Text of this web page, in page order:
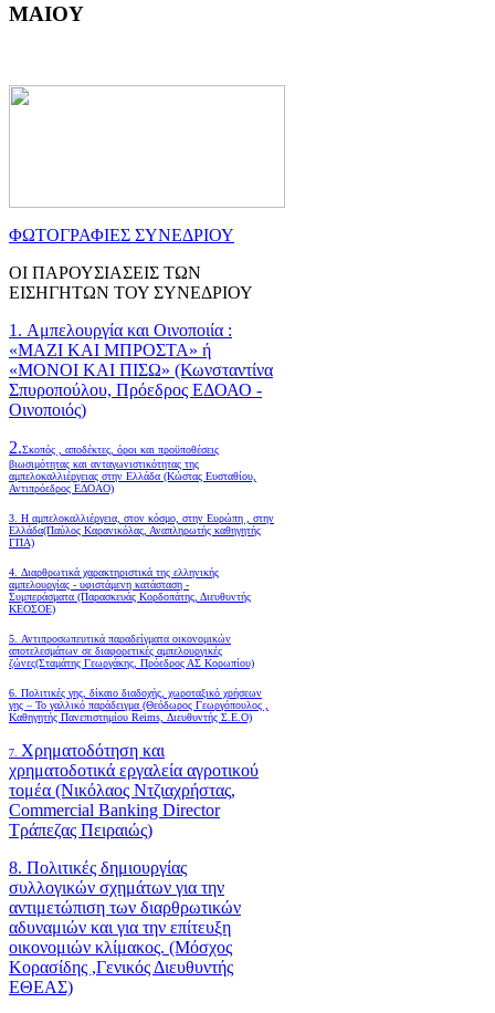
ΜΑΙΟΥ
ΦΩΤΟΓΡΑΦΙΕΣ ΣΥΝΕΔΡΙΟΥ
ΟΙ ΠΑΡΟΥΣΙΑΣΕΙΣ ΤΩΝ
ΕΙΣΗΓΗΤΩΝ ΤΟΥ ΣΥΝΕΔΡΙΟΥ
1. Αμπελουργία και Οινοποιία :
«ΜΑΖΙ ΚΑΙ ΜΠΡΟΣΤΑ» ή
«ΜΟΝΟΙ ΚΑΙ ΠΙΣΩ» (Κωνσταντίνα
Σπυροπούλου, Πρόεδρος ΕΔΟΑΟ -
Οινοποιός)
2.Σκοπός , αποδέκτες, όροι και προϋποθέσεις
βιωσιμότητας και ανταγωνιστικότητας της
αμπελοκαλλιέργειας στην Ελλάδα (Κώστας Ευσταθίου,
Αντιπρόεδρος ΕΔΟΑΟ)
3. Η αμπελοκαλλιέργεια, στον κόσμο, στην Ευρώπη , στην
Ελλάδα(Παύλος Καρανικόλας, Αναπληρωτής καθηγητής
ΓΠΑ)
4. Διαρθρωτικά χαρακτηριστικά της ελληνικής
αμπελουργίας - υφιστάμενη κατάσταση -
Συμπεράσματα (Παρασκευάς Κορδοπάτης, Διευθυντής
ΚΕΟΣΟΕ)
5. Αντιπροσωπευτικά παραδείγματα οικονομικών
αποτελεσμάτων σε διαφορετικές αμπελουργικές
ζώνες(Σταμάτης Γεωργάκης, Πρόεδρος ΑΣ Κορωπίου)
6. Πολιτικές γης, δίκαιο διαδοχής, χωροταξικό χρήσεων
γης – Το γαλλικό παράδειγμα (Θεόδωρος Γεωργόπουλος ,
Καθηγητής Πανεπιστημίου Reims, Διευθυντής Σ.Ε.Ο)
7. Χρηματοδότηση και
χρηματοδοτικά εργαλεία αγροτικού
τομέα (Νικόλαος Ντζιαχρήστας,
Commercial Banking Director
Τράπεζας Πειραιώς)
8. Πολιτικές δημιουργίας
συλλογικών σχημάτων για την
αντιμετώπιση των διαρθρωτικών
αδυναμιών και για την επίτευξη
οικονομιών κλίμακος. (Μόσχος
Κορασίδης ,Γενικός Διευθυντής
ΕΘΕΑΣ)